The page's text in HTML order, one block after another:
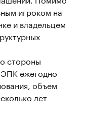
игроком на
и владельцем
стороны
ежегодно
объем
лет